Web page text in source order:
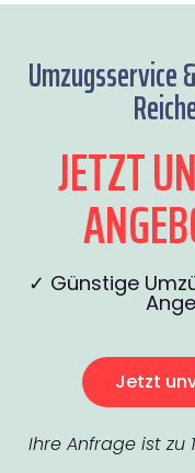
Umzugsservice
JETZT
✓ Günstige
Jetzt
Ihre Anfrage ist zu